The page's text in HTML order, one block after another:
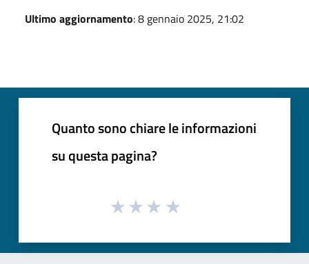
Ultimo aggiornamento: 8 gennaio 2025, 21:02
Quanto sono chiare le informazioni
su questa pagina?